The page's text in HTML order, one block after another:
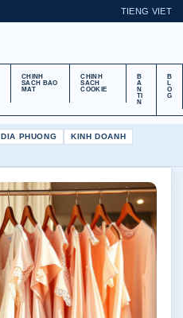
TIENG VIET
CHINH
SACH BAO
MAT
CHINH
SACH
COOKIE
B
A
N
TI
N
B
L
O
G
DIA PHUONG
KINH DOANH